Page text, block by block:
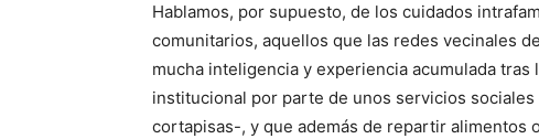
Hablamos, por supuesto, de los cuidados
comunitarios, aquellos que las redes vecinales
mucha inteligencia y experiencia acumulada
institucional por parte de unos servicios
cortapisas-, y que además de repartir alimentos